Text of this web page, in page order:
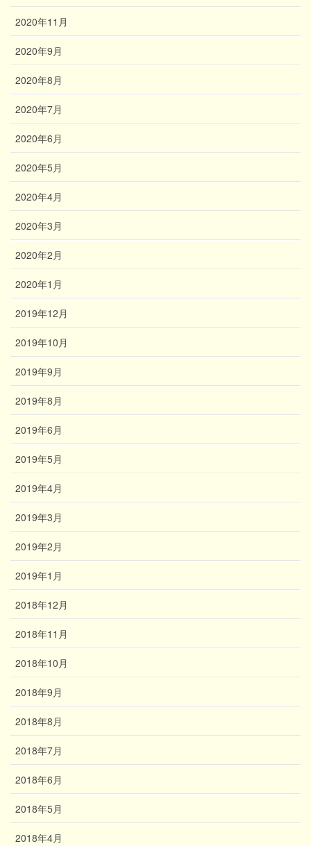
2020年11月
2020年9月
2020年8月
2020年7月
2020年6月
2020年5月
2020年4月
2020年3月
2020年2月
2020年1月
2019年12月
2019年10月
2019年9月
2019年8月
2019年6月
2019年5月
2019年4月
2019年3月
2019年2月
2019年1月
2018年12月
2018年11月
2018年10月
2018年9月
2018年8月
2018年7月
2018年6月
2018年5月
2018年4月